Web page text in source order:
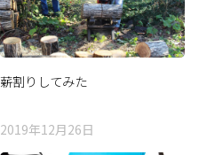
薪割りしてみた
2019年12月26日